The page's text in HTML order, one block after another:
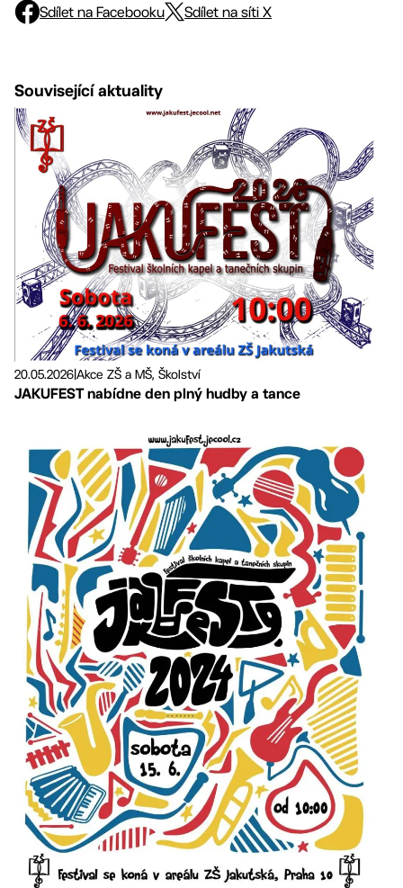
Sdílet na Facebooku Sdílet na síti X
Související aktuality
20.05.2026Akce ZŠ a MŠ, Školství
JAKUFEST nabídne den plný hudby a tance